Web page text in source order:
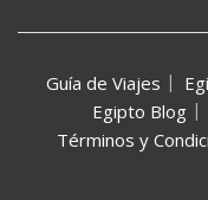
Guía de Viajes
Egipto Blog
Términos y